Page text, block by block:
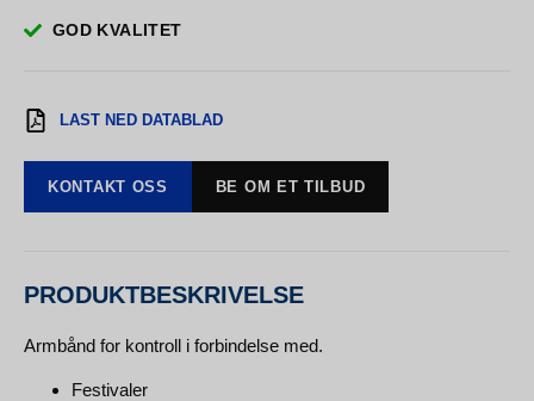
GOD KVALITET
LAST NED DATABLAD
KONTAKT OSS BE OM ET TILBUD
PRODUKTBESKRIVELSE
Armbånd for kontroll i forbindelse med.
Festivaler